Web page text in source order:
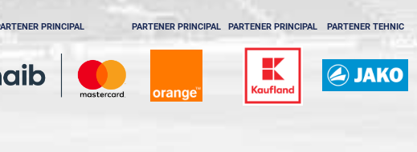
PRINCIPAL PARTENER PRINCIPAL PARTENER PRINCIPAL PARTENER TEHNIC